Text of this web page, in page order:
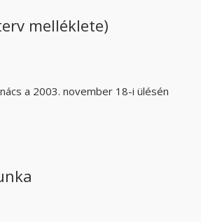
melléklete)
a 2003. november 18-i ülésén